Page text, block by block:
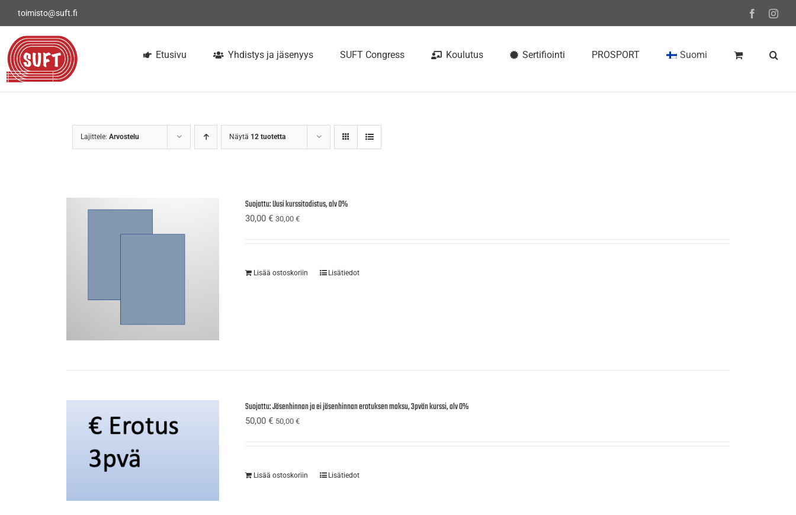
toimisto@suft.fi Facebook
Etusivu Yhdistys ja jäsenyys SUFT Congress Koulutus Sertifiointi PROSPORT Suomi
Lajittele: Arvostelu Näytä 12 tuotetta
Suojattu: Uusi kurssitodistus, alv 0%
30,00€ 30,00€
Lisää ostoskoriin Lisätiedot
Suojattu: Jäsenhinnan ja ei jäsenhinnan erotuksen maksu, 3pvän kurssi, alv 0%
50,00€ 50,00€
Lisää ostoskoriin Lisätiedot